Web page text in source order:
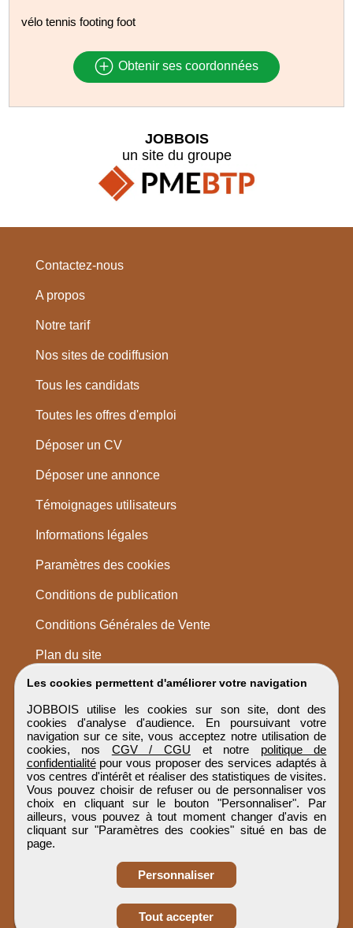
Obtenir ses
vélo tennis footing foot
Obtenir ses coordonnées
Les cookies permettent d'améliorer votre navigation
JOBBOIS utilise les cookies sur son site, dont des
cookies d'analyse d'audience. En poursuivant votre
navigation sur ce site, vous acceptez notre utilisation de
cookies, nos CGV / CGU et notre politique de
confidentialitépour vous proposer des services adaptés à
vos centres d'intérêt et réaliser des statistiques de visites.
Vous pouvez choisir de refuser ou de personnaliser vos
choix en cliquant sur le bouton "Personnaliser". Par
ailleurs, vous pouvez à tout moment changer d'avis en
cliquant sur "Paramètres des cookies" situé en bas de
page.
Personnaliser
Tout accepter
JOBBOIS
un site du groupe
Contactez-nous
A propos
Notre tarif
Nos sites de codiffusion
Tous les candidats
Toutes les offres d'emploi
Déposer un CV
Déposer une annonce
Témoignages utilisateurs
Informations légales
Paramètres des cookies
Conditions de publication
Conditions Générales de Vente
Plan du site